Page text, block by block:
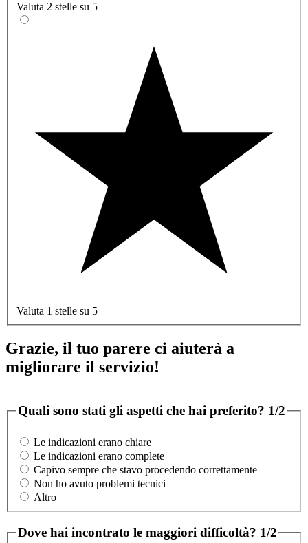
Valuta 2 stelle su 5
Valuta 1 stelle su 5
Grazie, il tuo parere ci aiuterà a
migliorare il servizio!
Quali sono stati gli aspetti che hai preferito? 1/2
Le indicazioni erano chiare
Le indicazioni erano complete
Capivo sempre che stavo procedendo correttamente
Non ho avuto problemi tecnici
Altro
Dove hai incontrato le maggiori difficoltà? 1/2